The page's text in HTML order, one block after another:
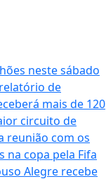
neste sábado
de
mais de 120
circuito de
reunião com os
na copa pela Fifa
Alegre recebe